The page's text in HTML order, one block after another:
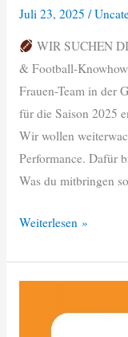
Juli 23, 2025 /
WIR SUCHEN
& Football-
Frauen-Team in der
für die Saison 2025
Wir wollen
Performance. Dafür
Was du mitbringen
Coaches
Weiterlesen »